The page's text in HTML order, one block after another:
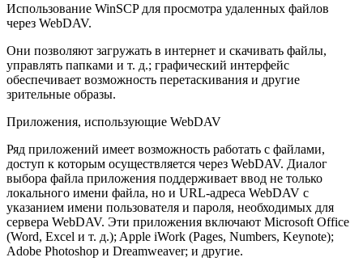
Использование WinSCP для просмотра удаленных файлов
через WebDAV.
Они позволяют загружать в интернет и скачивать файлы,
управлять папками и т. д.; графический интерфейс
обеспечивает возможность перетаскивания и другие
зрительные образы.
Приложения, использующие WebDAV
Ряд приложений имеет возможность работать с файлами,
доступ к которым осуществляется через WebDAV. Диалог
выбора файла приложения поддерживает ввод не только
локального имени файла, но и URL-адреса WebDAV с
указанием имени пользователя и пароля, необходимых для
сервера WebDAV. Эти приложения включают Microsoft Office
(Word, Excel и т. д.); Apple iWork (Pages, Numbers, Keynote);
Adobe Photoshop и Dreamweaver; и другие.